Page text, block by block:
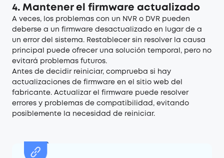
4. Mantener el firmware actualizado
A veces, los problemas con un NVR o DVR pueden
deberse a un firmware desactualizado en lugar de a
un error del sistema. Restablecer sin resolver la causa
principal puede ofrecer una solución temporal, pero no
evitará problemas futuros.
Antes de decidir reiniciar, comprueba si hay
actualizaciones de firmware en el sitio web del
fabricante. Actualizar el firmware puede resolver
errores y problemas de compatibilidad, evitando
posiblemente la necesidad de reiniciar.